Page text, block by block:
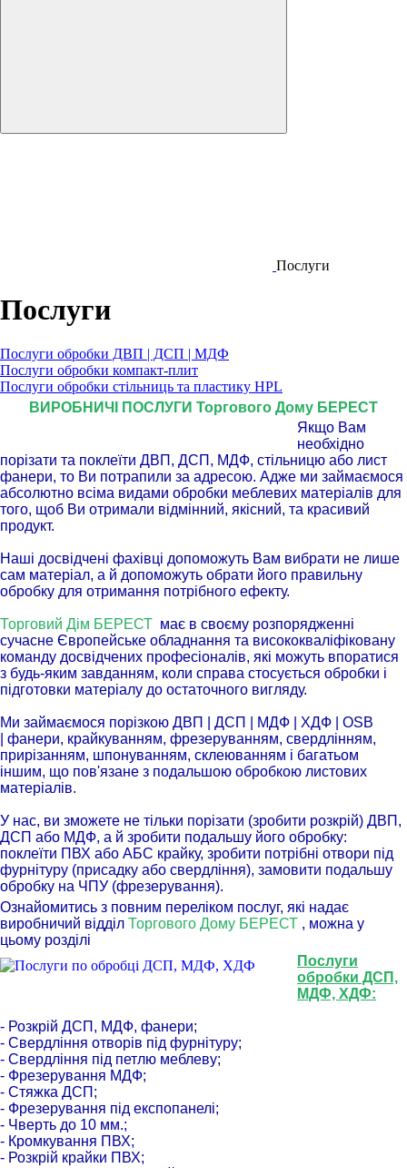
Послуги
Послуги
Послуги обробки ДВП | ДСП | МДФ
Послуги обробки компакт-плит
Послуги обробки стільниць та пластику HPL
ВИРОБНИЧІ ПОСЛУГИ Торгового Дому БЕРЕСТ
Якщо Вам
необхідно
порізати та поклеїти ДВП, ДСП, МДФ, стільницю або лист
фанери, то Ви потрапили за адресою. Адже ми займаємося
абсолютно всіма видами обробки меблевих матеріалів для
того, щоб Ви отримали відмінний, якісний, та красивий
продукт.
Наші досвідчені фахівці допоможуть Вам вибрати не лише
сам матеріал, а й допоможуть обрати його правильну
обробку для отримання потрібного ефекту.
Торговий Дім БЕРЕСТ має в своєму розпорядженні
сучасне Європейське обладнання та висококваліфіковану
команду досвідчених професіоналів, які можуть впоратися
з будь-яким завданням, коли справа стосується обробки і
підготовки матеріалу до остаточного вигляду.
Ми займаємося порізкою ДВП | ДСП | МДФ | ХДФ | OSB
| фанери, крайкуванням, фрезеруванням, свердлінням,
прирізанням, шпонуванням, склеюванням і багатьом
іншим, що пов'язане з подальшою обробкою листових
матеріалів.
У нас, ви зможете не тільки порізати (зробити розкрій) ДВП,
ДСП або МДФ, а й зробити подальшу його обробку:
поклеїти ПВХ або АБС крайку, зробити потрібні отвори під
фурнітуру (присадку або свердління), замовити подальшу
обробку на ЧПУ (фрезерування).
Ознайомитись з повним переліком послуг, які надає
виробничий відділ Торгового Дому БЕРЕСТ , можна у
цьому розділі
Послуги
обробки ДСП,
МДФ, ХДФ:
- Розкрій ДСП, МДФ, фанери;
- Свердління отворів під фурнітуру;
- Свердління під петлю меблеву;
- Фрезерування МДФ;
- Стяжка ДСП;
- Фрезерування під експопанелі;
- Чверть до 10 мм.;
- Кромкування ПВХ;
- Розкрій крайки ПВХ;